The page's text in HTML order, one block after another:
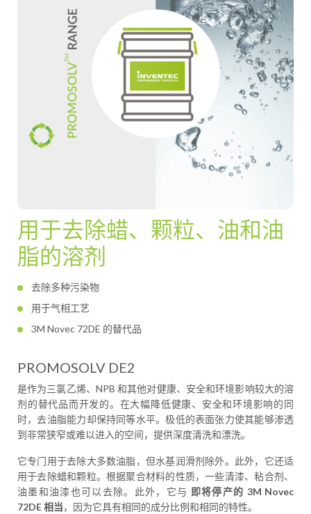
用于去除蜡、颗粒、油和油
脂的溶剂
去除多种污染物
用于气相工艺
3M Novec 72DE 的替代品
PROMOSOLV DE2
是作为三氯乙烯、NPB 和其他对健康、安全和环境影响较大的溶
剂的替代品而开发的。在大幅降低健康、安全和环境影响的同
时，去油脂能力却保持同等水平。极低的表面张力使其能够渗透
到非常狭窄或难以进入的空间，提供深度清洗和漂洗。
它专门用于去除大多数油脂，但水基润滑剂除外。此外，它还适
用于去除蜡和颗粒。根据聚合材料的性质，一些清漆、粘合剂、
油墨和油漆也可以去除。此外，它与 即将停产的 3M Novec
72DE 相当，因为它具有相同的成分比例和相同的特性。